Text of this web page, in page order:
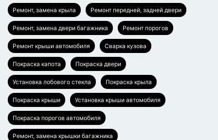
Ремонт, замена крыла Ремонт передней, задней двери
Ремонт, замена двери багажника Ремонт порогов
Ремонт крыши автомобиля Сварка кузова
Покраска капота Покраска двери
Установка лобового стекла Покраска крыла
Покраска крыши Установка крыши автомобиля
Покраска порогов автомобиля
Ремонт, замена крышки багажника